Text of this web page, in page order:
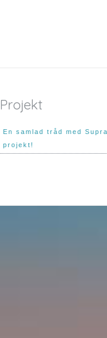
Projekt
En samlad tråd med
projekt!